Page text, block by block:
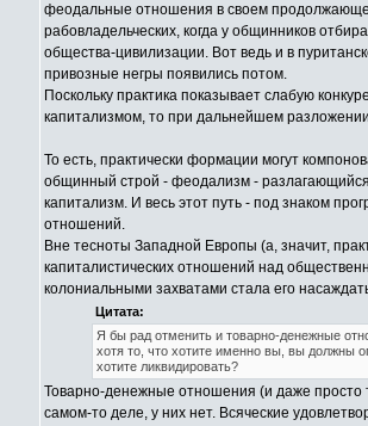
феодальные отношения в своем
рабовладельческих, когда у общинников
общества-цивилизации. Вот ведь и в
привозные негры появились потом.
Поскольку практика показывает слабую
капитализмом, то при дальнейшем
То есть, практически формации могут
общинный строй - феодализм -
капитализм. И весь этот путь - под знаком
отношений.
Вне тесноты Западной Европы (а, значит,
капиталистических отношений над
колониальными захватами стала его
Цитата:
Я бы рад отменить и товарно-денежные
хотя то, что хотите именно вы, вы должны
хотите ликвидировать?
Товарно-денежные отношения (и даже просто
самом-то деле, у них нет. Всяческие